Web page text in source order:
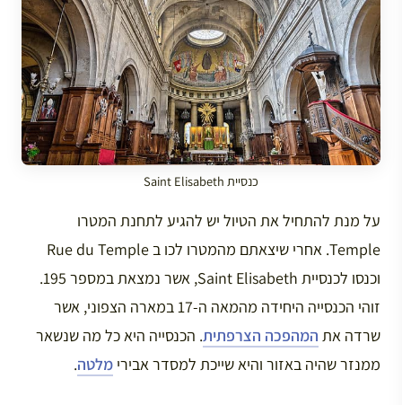
כנסיית Saint Elisabeth
על מנת להתחיל את הטיול יש להגיע לתחנת המטרו
Temple. אחרי שיצאתם מהמטרו לכו ב Rue du Temple
וכנסו לכנסיית Saint Elisabeth, אשר נמצאת במספר 195.
זוהי הכנסייה היחידה מהמאה ה-17 במארה הצפוני, אשר
שרדה את המהפכה הצרפתית. הכנסייה היא כל מה שנשאר
ממנזר שהיה באזור והיא שייכת למסדר אבירי מלטה.